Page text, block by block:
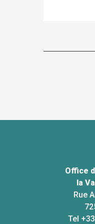
Office
la
Rue
Tel